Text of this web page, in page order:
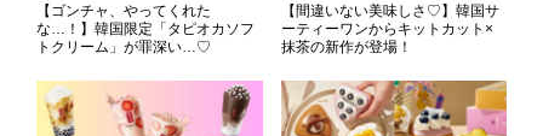
【ゴンチャ、やってくれた
な…！】韓国限定「タピオカソフ
トクリーム」が罪深い…♡
【間違いない美味しさ♡】韓国サ
ーティーワンからキットカット×
抹茶の新作が登場！